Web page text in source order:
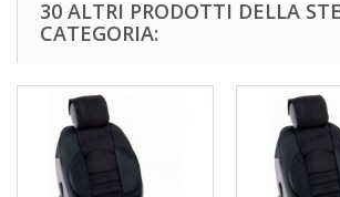
30 ALTRI PRODOTTI DELLA
CATEGORIA: